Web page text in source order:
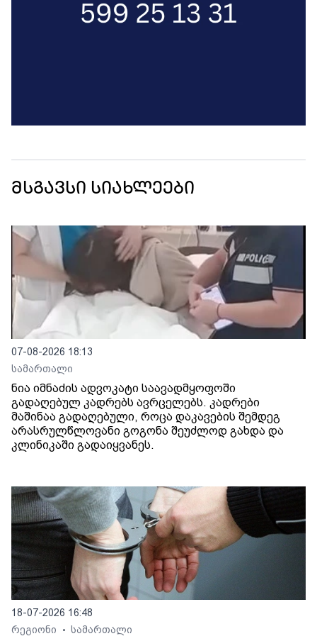
მსგავსი სიახლეები
07-08-2026 18:13
სამართალი
ნია იმნაძის ადვოკატი საავადმყოფოში
გადაღებულ კადრებს ავრცელებს. კადრები
მაშინაა გადაღებული, როცა დაკავების შემდეგ
არასრულწლოვანი გოგონა შეუძლოდ გახდა და
კლინიკაში გადაიყვანეს.
18-07-2026 16:48
რეგიონი
• სამართალი